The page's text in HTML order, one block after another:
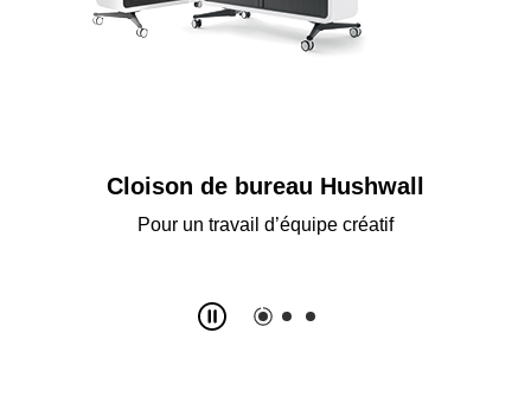
Table de coworking Hushspot
Pour les équipes travaillant en hot